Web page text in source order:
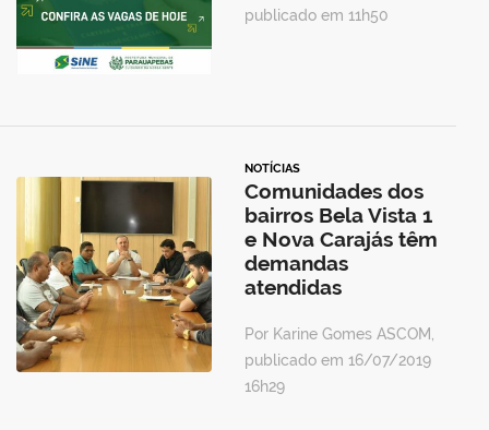
publicado em 11h50
NOTÍCIAS
Comunidades dos
bairros Bela Vista 1
e Nova Carajás têm
demandas
atendidas
Por Karine Gomes ASCOM,
publicado em 16/07/2019
16h29